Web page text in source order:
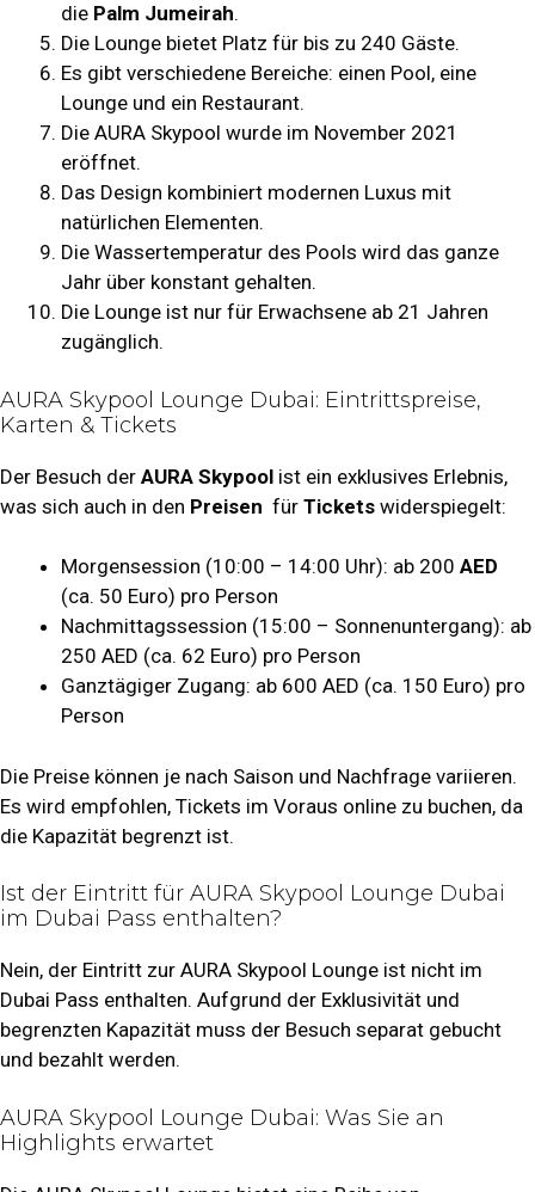
die Palm Jumeirah.
Die Lounge bietet Platz für bis zu 240 Gäste.
Es gibt verschiedene Bereiche: einen Pool, eine
Lounge und ein Restaurant.
Die AURA Skypool wurde im November 2021
eröffnet.
Das Design kombiniert modernen Luxus mit
natürlichen Elementen.
Die Wassertemperatur des Pools wird das ganze
Jahr über konstant gehalten.
Die Lounge ist nur für Erwachsene ab 21 Jahren
zugänglich.
AURA Skypool Lounge Dubai: Eintrittspreise,
Karten & Tickets
Der Besuch der AURA Skypool ist ein exklusives Erlebnis,
was sich auch in den Preisen für Tickets widerspiegelt:
Morgensession (10:00 – 14:00 Uhr): ab 200 AED
(ca. 50 Euro) pro Person
Nachmittagssession (15:00 – Sonnenuntergang): ab
250 AED (ca. 62 Euro) pro Person
Ganztägiger Zugang: ab 600 AED (ca. 150 Euro) pro
Person
Die Preise können je nach Saison und Nachfrage variieren.
Es wird empfohlen, Tickets im Voraus online zu buchen, da
die Kapazität begrenzt ist.
Ist der Eintritt für AURA Skypool Lounge Dubai
im Dubai Pass enthalten?
Nein, der Eintritt zur AURA Skypool Lounge ist nicht im
Dubai Pass enthalten. Aufgrund der Exklusivität und
begrenzten Kapazität muss der Besuch separat gebucht
und bezahlt werden.
AURA Skypool Lounge Dubai: Was Sie an
Highlights erwartet